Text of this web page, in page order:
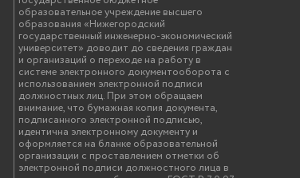
образовательное учреждение высшего
образования «Нижегородский
государственный инженерно-экономический
университет» доводит до сведения граждан
и организаций о переходе на работу в
системе электронного документооборота с
использованием электронной подписи
должностных лиц. При этом обращаем
внимание, что бумажная копия документа,
подписанного электронной подписью,
идентична электронному документу и
оформляется на бланке образовательной
организации с проставлением отметки об
электронной подписи должностного лица в